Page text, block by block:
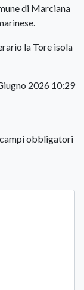
la Tore isola
2026 10:29
obbligatori